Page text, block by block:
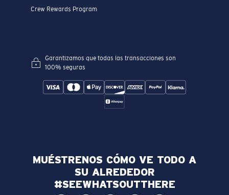
Crew Rewards Program
Garantizamos que todas las transacciones son
100% seguras
MUÉSTRENOS CÓMO VE TODO A
SU ALREDEDOR
#SEEWHATSOUTTHERE